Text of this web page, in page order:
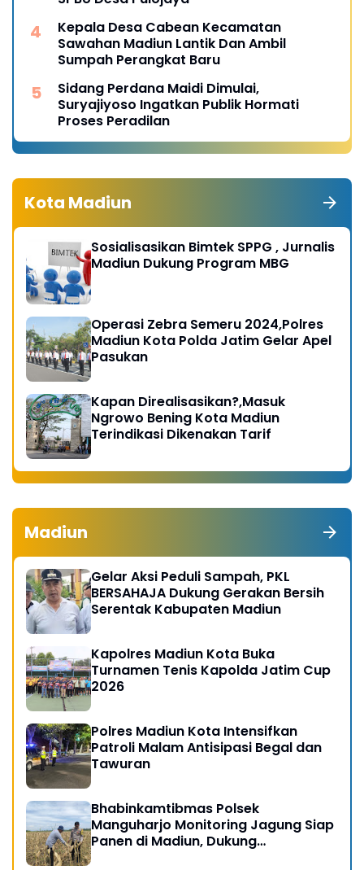
Kepala Desa Cabean Kecamatan
Sawahan Madiun Lantik Dan Ambil
Sumpah Perangkat Baru
Sidang Perdana Maidi Dimulai,
Suryajiyoso Ingatkan Publik Hormati
Proses Peradilan
Kota Madiun
Sosialisasikan Bimtek SPPG , Jurnalis
Madiun Dukung Program MBG
Operasi Zebra Semeru 2024,Polres
Madiun Kota Polda Jatim Gelar Apel
Pasukan
Kapan Direalisasikan?,Masuk
Ngrowo Bening Kota Madiun
Terindikasi Dikenakan Tarif
Madiun
Gelar Aksi Peduli Sampah, PKL
BERSAHAJA Dukung Gerakan Bersih
Serentak Kabupaten Madiun
Kapolres Madiun Kota Buka
Turnamen Tenis Kapolda Jatim Cup
2026
Polres Madiun Kota Intensifkan
Patroli Malam Antisipasi Begal dan
Tawuran
Bhabinkamtibmas Polsek
Manguharjo Monitoring Jagung Siap
Panen di Madiun, Dukung